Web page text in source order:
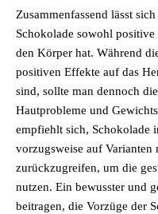
Zusammenfassend lässt
Schokolade sowohl
den Körper hat. Während
positiven Effekte auf das
sind, sollte man dennoch
Hautprobleme und
empfiehlt sich, Schokolade
vorzugsweise auf
zurückzugreifen, um die
nutzen. Ein bewusster und
beitragen, die Vorzüge der